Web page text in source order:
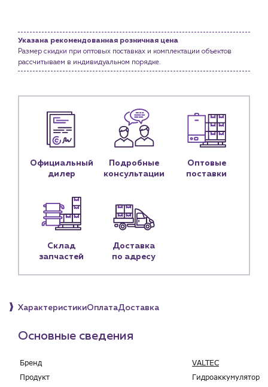
Сервис и обслуживание инженерных систем
Доставка
Блог
Личный кабинет
Контакты
Наши партнёры
Чат-бот
sales@profpotok.ru
г. Краснодар, ул. Российская, 63
Указана рекомендованная розничная цена
Размер скидки при оптовых поставках и комплектации объектов
рассчитываем в индивидуальном порядке.
Официальный
дилер
Подробные
консультации
Оптовые
поставки
Склад
запчастей
Доставка
по адресу
ХарактеристикиОплатаДоставка
Основные сведения
Бренд
VALTEC
Продукт
Гидроаккумулятор